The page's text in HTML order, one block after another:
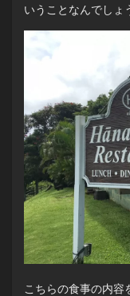
いうことなんでしょ
こちらの食事の内容